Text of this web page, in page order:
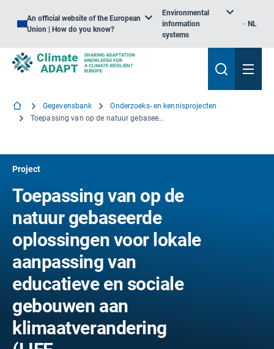
An official website of the European
Union | How do you know?
Environmental
information
systems
NL
Gegevensbank
Onderzoeks- en kennisprojecten
Toepassing van op de natuur gebaseerde oplossingen voor lokale aanpassing van educatieve en sociale gebouwen aan klimaatverandering
Project
Toepassing van op de
natuur gebaseerde
oplossingen voor lokale
aanpassing van
educatieve en sociale
gebouwen aan
klimaatverandering